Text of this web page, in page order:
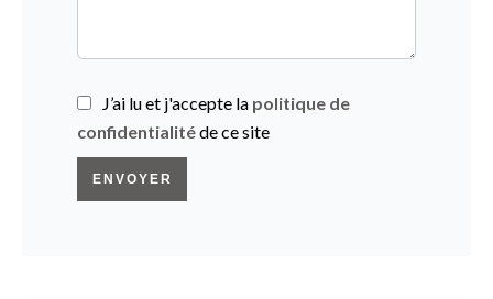
J’ai lu et j'accepte la politique de
confidentialitéde ce site
ENVOYER